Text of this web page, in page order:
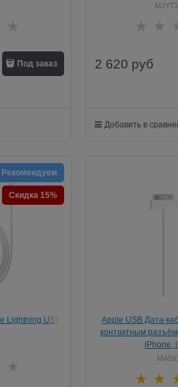
Под заказ 2 620 руб
Добавить в
Lightning USB
A)
Рекомендуем
Скидка 15%
Apple USB Дата-
контактным
iPhone,